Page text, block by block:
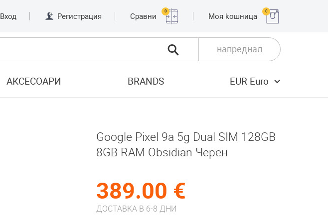
Вход Регистрация Сравни
0
Moя kошница
0
напреднал
АКСЕСОАРИ BRANDS EUR Euro
Google Pixel 9a 5g Dual SIM 128GB
8GB RAM Obsidian Черен
389.00 €
ДОСТАВКА В 6-8 ДНИ